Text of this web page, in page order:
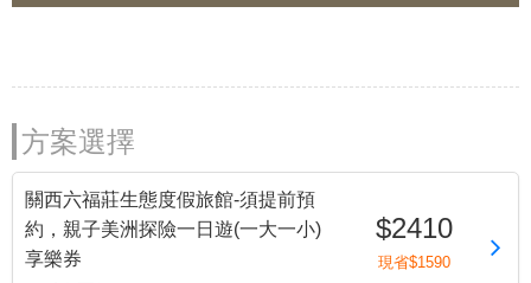
方案選擇
關西六福莊生態度假旅館-須提前預
約，親子美洲探險一日遊(一大一小)
享樂券
$2410
現省$1590